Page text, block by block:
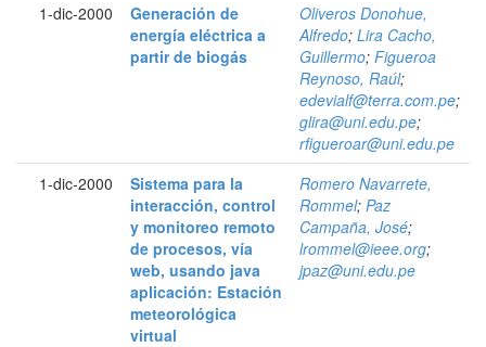
1-dic-2000
Generación de
energía eléctrica a
partir de biogás
Oliveros Donohue,
Alfredo; Lira Cacho,
Guillermo; Figueroa
Reynoso, Raúl;
edevialf@terra.com.pe;
glira@uni.edu.pe;
rfigueroar@uni.edu.pe
1-dic-2000
Sistema para la
interacción, control
y monitoreo remoto
de procesos, vía
web, usando java
aplicación: Estación
meteorológica
virtual
Romero Navarrete,
Rommel; Paz
Campaña, José;
lrommel@ieee.org;
jpaz@uni.edu.pe